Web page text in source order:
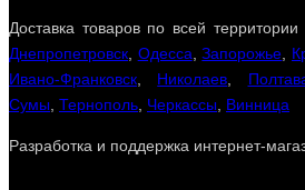
Доставка товаров по всей
Днепропетровск Одесса ,Запорожье
Ивано-Франковск
Николаев
Сумы Тернополь Черкассы Винница
Разработка и поддержка интернет-